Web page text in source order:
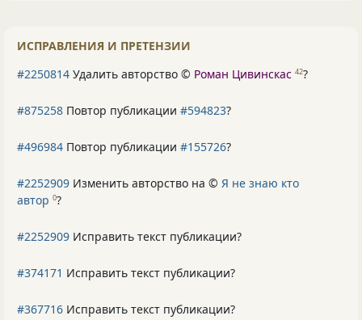
ИСПРАВЛЕНИЯ И ПРЕТЕНЗИИ
#2250814 Удалить авторство © Роман Цивинскас 42?
#875258 Повтор публикации #594823?
#496984 Повтор публикации #155726?
#2252909 Изменить авторство на © Я не знаю кто
автор 0?
#2252909 Исправить текст публикации?
#374171 Исправить текст публикации?
#367716 Исправить текст публикации?